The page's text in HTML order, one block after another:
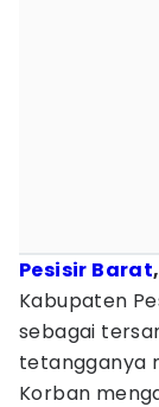
Pesisir Barat
Kabupaten
sebagai
tetangganya
Korban